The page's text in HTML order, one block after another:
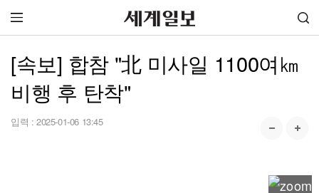
[속보] 합참 "北 미사일 1100여㎞
비행 후 탄착"
입력 : 2025-01-06 13:45